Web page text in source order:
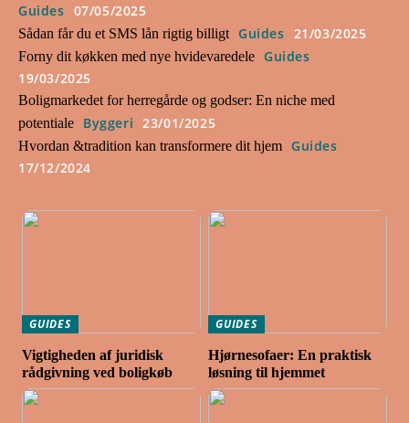
Guides 07/05/2025
Sådan får du et SMS lån rigtig billigt Guides 21/03/2025
Forny dit køkken med nye hvidevaredele Guides
19/03/2025
Boligmarkedet for herregårde og godser: En niche med
potentiale
Byggeri 23/01/2025
Hvordan &tradition kan transformere dit hjem Guides
17/12/2024
GUIDES
Vigtigheden af juridisk
rådgivning ved boligkøb
GUIDES
Hjørnesofaer: En praktisk
løsning til hjemmet